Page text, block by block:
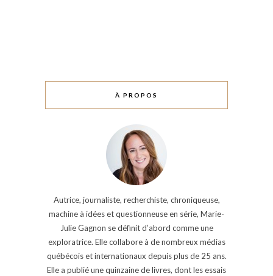
À PROPOS
Autrice, journaliste, recherchiste, chroniqueuse,
machine à idées et questionneuse en série, Marie-
Julie Gagnon se définit d’abord comme une
exploratrice. Elle collabore à de nombreux médias
québécois et internationaux depuis plus de 25 ans.
Elle a publié une quinzaine de livres, dont les essais